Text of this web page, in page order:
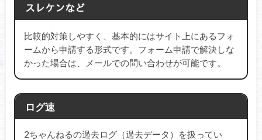
スレケンなど
比較的対策しやすく、基本的にはサイト上にあるフォ
ームから申請する形式です。フォーム申請で解決しな
かった場合は、メールでの問い合わせが可能です。
ログ速
2ちゃんねるの過去ログ（過去データ）を扱ってい